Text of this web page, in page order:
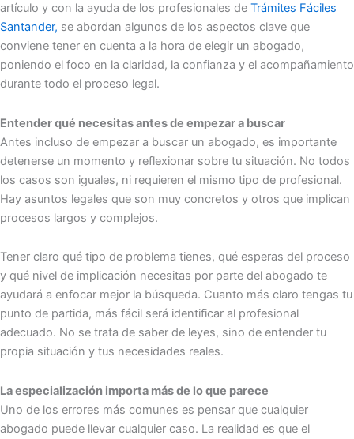
artículo y con la ayuda de los profesionales de Trámites Fáciles
Santander, se abordan algunos de los aspectos clave que
conviene tener en cuenta a la hora de elegir un abogado,
poniendo el foco en la claridad, la confianza y el acompañamiento
durante todo el proceso legal.
Entender qué necesitas antes de empezar a buscar
Antes incluso de empezar a buscar un abogado, es importante
detenerse un momento y reflexionar sobre tu situación. No todos
los casos son iguales, ni requieren el mismo tipo de profesional.
Hay asuntos legales que son muy concretos y otros que implican
procesos largos y complejos.
Tener claro qué tipo de problema tienes, qué esperas del proceso
y qué nivel de implicación necesitas por parte del abogado te
ayudará a enfocar mejor la búsqueda. Cuanto más claro tengas tu
punto de partida, más fácil será identificar al profesional
adecuado. No se trata de saber de leyes, sino de entender tu
propia situación y tus necesidades reales.
La especialización importa más de lo que parece
Uno de los errores más comunes es pensar que cualquier
abogado puede llevar cualquier caso. La realidad es que el